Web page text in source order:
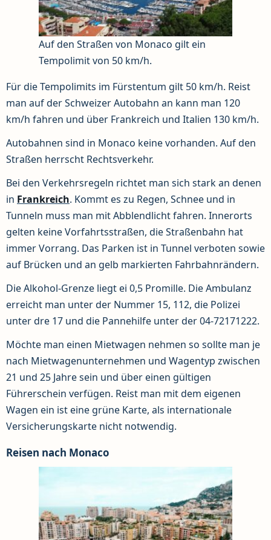
Auf den Straßen von Monaco gilt ein
Tempolimit von 50 km/h.
Für die Tempolimits im Fürstentum gilt 50 km/h. Reist
man auf der Schweizer Autobahn an kann man 120
km/h fahren und über Frankreich und Italien 130 km/h.
Autobahnen sind in Monaco keine vorhanden. Auf den
Straßen herrscht Rechtsverkehr.
Bei den Verkehrsregeln richtet man sich stark an denen
in Frankreich. Kommt es zu Regen, Schnee und in
Tunneln muss man mit Abblendlicht fahren. Innerorts
gelten keine Vorfahrtsstraßen, die Straßenbahn hat
immer Vorrang. Das Parken ist in Tunnel verboten sowie
auf Brücken und an gelb markierten Fahrbahnrändern.
Die Alkohol-Grenze liegt ei 0,5 Promille. Die Ambulanz
erreicht man unter der Nummer 15, 112, die Polizei
unter dre 17 und die Pannehilfe unter der 04-72171222.
Möchte man einen Mietwagen nehmen so sollte man je
nach Mietwagenunternehmen und Wagentyp zwischen
21 und 25 Jahre sein und über einen gültigen
Führerschein verfügen. Reist man mit dem eigenen
Wagen ein ist eine grüne Karte, als internationale
Versicherungskarte nicht notwendig.
Reisen nach Monaco